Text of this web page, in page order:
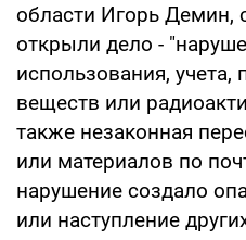
области Игорь Демин,
открыли дело -
использования,
веществ или
также незаконная
или материалов по
нарушение создало
или наступление